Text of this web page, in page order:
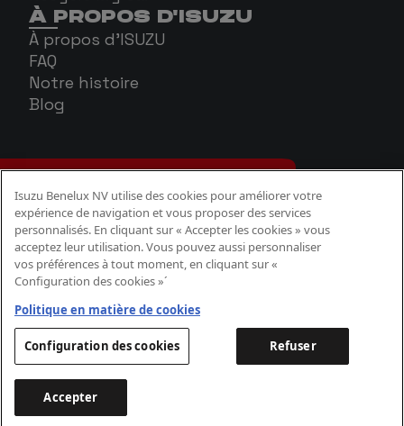
À PROPOS D'ISUZU
À propos d'ISUZU
FAQ
Notre histoire
Blog
Politique CookiesPolitique confidentialité
Aspects légaux
Isuzu Benelux NV utilise des cookies pour améliorer votre
expérience de navigation et vous proposer des services
personnalisés. En cliquant sur « Accepter les cookies » vous
acceptez leur utilisation. Vous pouvez aussi personnaliser
vos préférences à tout moment, en cliquant sur «
Configuration des cookies »´
Politique en matière de cookies
Configuration des cookies Refuser
Accepter